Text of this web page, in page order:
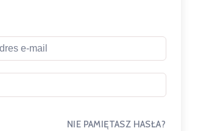
NIE PAMIĘTASZ HASŁA?